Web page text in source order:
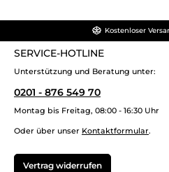
Kostenloser
SERVICE-HOTLINE
Unterstützung und Beratung unter:
0201 - 876 549 70
Montag bis Freitag, 08:00 - 16:30 Uhr
Oder über unser Kontaktformular.
Vertrag widerrufen